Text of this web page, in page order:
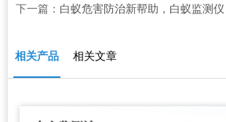
下一篇： 白蚁危害防治新帮助，白蚁监测仪
相关产品 相关文章